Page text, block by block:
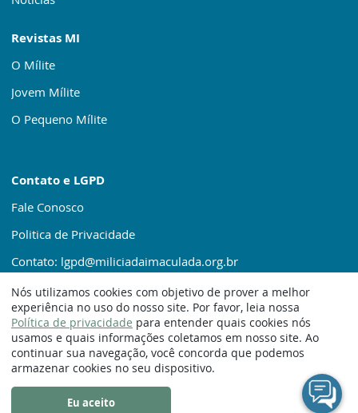
Revistas MI
O Mílite
Jovem Mílite
O Pequeno Mílite
Contato e LGPD
Fale Conosco
Politica de Privacidade
Contato: lgpd@miliciadaimaculada.org.br
© 1920 – 2025. Milícia da Imaculada
Nós utilizamos cookies com objetivo de prover a melhor
experiência no uso do nosso site. Por favor, leia nossa
Política de privacidade para entender quais cookies nós
usamos e quais informações coletamos em nosso site. Ao
continuar sua navegação, você concorda que podemos
armazenar cookies no seu dispositivo.
Eu aceito